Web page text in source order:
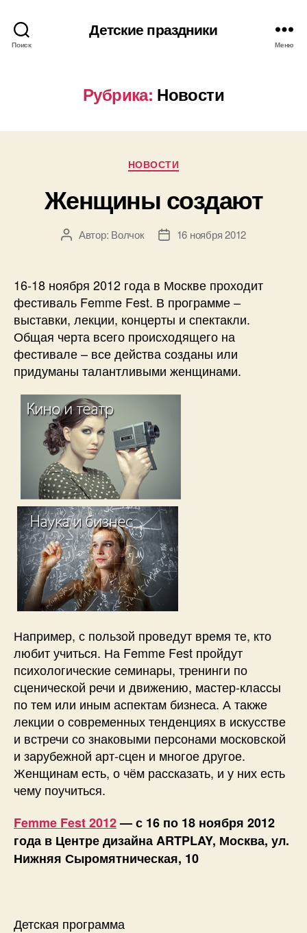
Поиск
Детские праздники
Меню
Рубрика: Новости
Рубрики
НОВОСТИ
Женщины создают
АвторАвтор: Волчок
Дата16 ноября 2012
16-18 ноября 2012 года в Москве проходит
фестиваль Femme Fest. В программе –
выставки, лекции, концерты и спектакли.
Общая черта всего происходящего на
фестивале – все действа созданы или
придуманы талантливыми женщинами.
Например, с пользой проведут время те, кто
любит учиться. На Femme Fest пройдут
психологические семинары, тренинги по
сценической речи и движению, мастер-классы
по тем или иным аспектам бизнеса. А также
лекции о современных тенденциях в искусстве
и встречи со знаковыми персонами московской
и зарубежной арт-сцен и многое другое.
Женщинам есть, о чём рассказать, и у них есть
чему поучиться.
Femme Fest 2012— с 16 по 18 ноября 2012
года в Центре дизайна ARTPLAY, Москва, ул.
Нижняя Сыромятническая, 10
Детская программа